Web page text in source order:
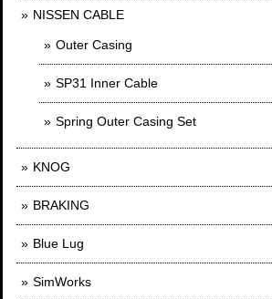
NISSEN CABLE
Outer Casing
SP31 Inner Cable
Spring Outer Casing Set
KNOG
BRAKING
Blue Lug
SimWorks